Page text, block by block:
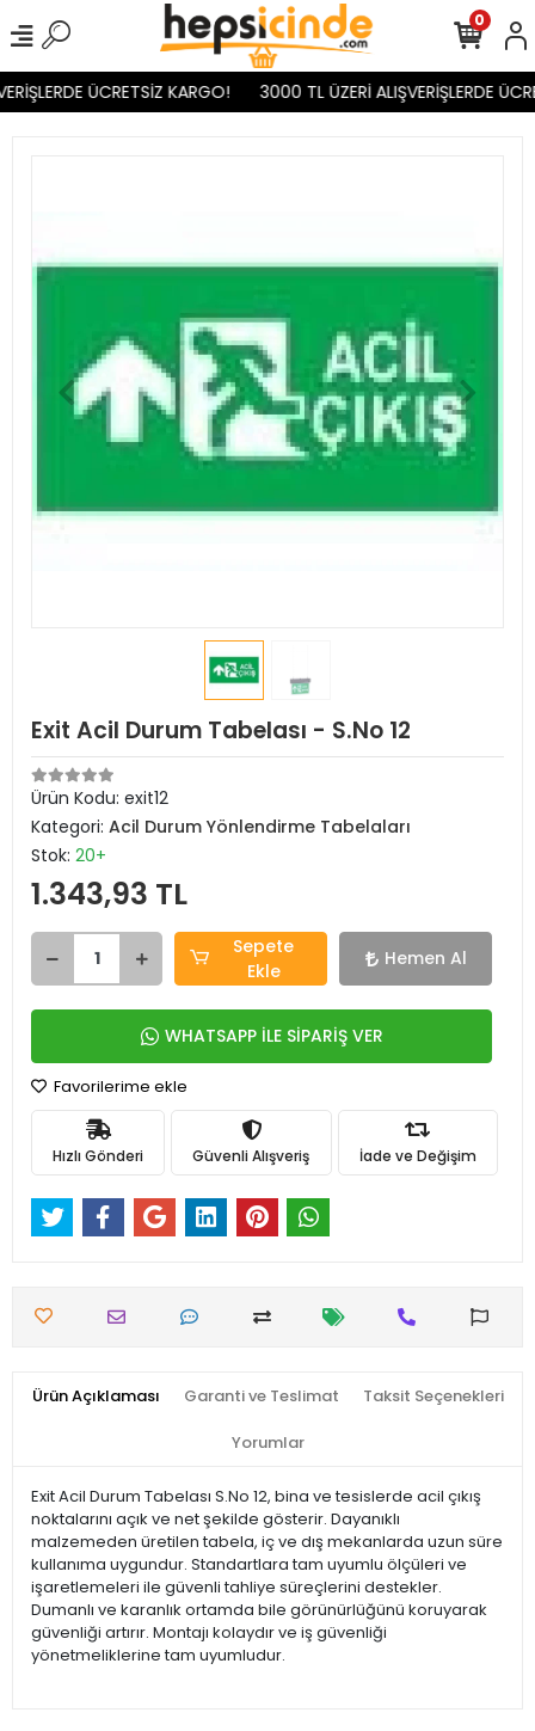
ÜCRETSİZ KARGO! 3000 TL ÜZERİ ALIŞVERİŞLERDE
0
Exit Acil Durum Tabelası - S.No 12
Ürün Kodu: exit12
Kategori: Acil Durum Yönlendirme Tabelaları
Stok: 20+
1.343,93 TL
Sepete
Ekle
Hemen Al
WHATSAPP İLE SİPARİŞ VER
Favorilerime ekle
Hızlı Gönderi Güvenli Alışveriş İade ve Değişim
Ürün Açıklaması Garanti ve Teslimat Taksit Seçenekleri
Yorumlar
Exit Acil Durum Tabelası S.No 12, bina ve tesislerde acil çıkış
noktalarını açık ve net şekilde gösterir. Dayanıklı
malzemeden üretilen tabela, iç ve dış mekanlarda uzun süre
kullanıma uygundur. Standartlara tam uyumlu ölçüleri ve
işaretlemeleri ile güvenli tahliye süreçlerini destekler.
Dumanlı ve karanlık ortamda bile görünürlüğünü koruyarak
güvenliği artırır. Montajı kolaydır ve iş güvenliği
yönetmeliklerine tam uyumludur.